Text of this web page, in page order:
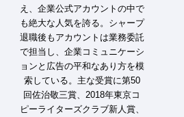
え、企業公式アカウントの中で
も絶大な人気を誇る。シャープ
退職後もアカウントは業務委託
で担当し、企業コミュニケーシ
ョンと広告の平和なあり方を模
索している。主な受賞に第50
回佐治敬三賞、2018年東京コ
ピーライターズクラブ新人賞、